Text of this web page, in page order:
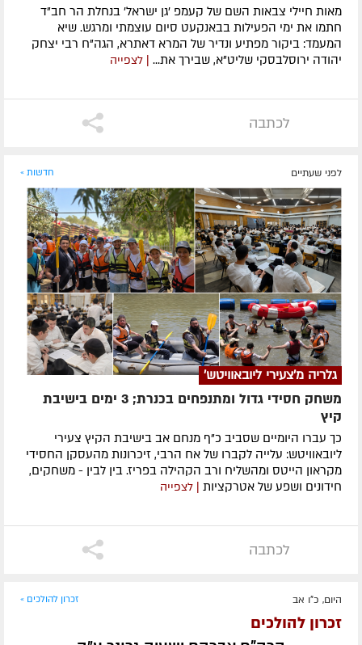
מאות חיילי צבאות השם של קעמפ 'גן ישראל' בנחלת הר חב"ד
חתמו את ימי הפעילות בבאנקעט סיום עוצמתי ומרגש. שיא
המעמד: ביקור מפתיע ונדיר של המרא דאתרא, הגה"ח רבי יצחק
יהודה ירוסלבסקי שליט"א, שבירך את... | לצפייה
לכתבה
לפני שעתיים חדשות »
גלריה מ'צעירי ליובאוויטש'
משחק חסידי גדול ומתנפחים בכנרת; 3 ימים בישיבת
קיץ
כך עברו היומיים שסביב כ"ף מנחם אב בישיבת הקיץ צעירי
ליובאוויטש: עלייה לקברו של אח הרבי, זיכרונות מהעסקן החסידי
מקראון הייטס ומהשליח ורב הקהילה בפריז. בין לבין - משחקים,
חידונים ושפע של אטרקציות
| לצפייה
לכתבה
היום, כ"ו אב זכרון להולכים »
זכרון להולכים